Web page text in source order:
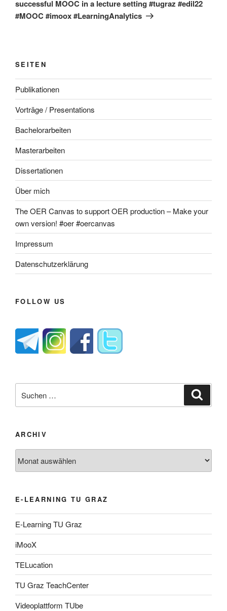
successful MOOC in a lecture setting #tugraz #edil22
#MOOC #imoox #LearningAnalytics
SEITEN
Publikationen
Vorträge / Presentations
Bachelorarbeiten
Masterarbeiten
Dissertationen
Über mich
The OER Canvas to support OER production – Make your
own version! #oer #oercanvas
Impressum
Datenschutzerklärung
FOLLOW US
nach:
ARCHIV
E-LEARNING TU GRAZ
E-Learning TU Graz
iMooX
TELucation
TU Graz TeachCenter
Videoplattform TUbe